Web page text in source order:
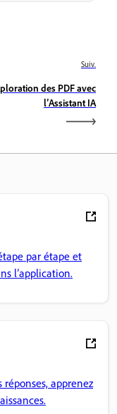
Suiv.
des PDF avec
l’Assistant IA
par étape et
l’application.
réponses, apprenez